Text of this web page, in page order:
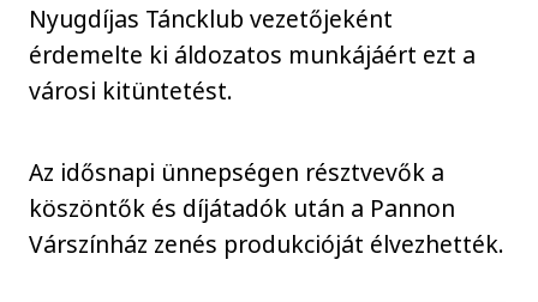
Nyugdíjas Táncklub vezetőjeként
érdemelte ki áldozatos munkájáért ezt a
városi kitüntetést.
Az idősnapi ünnepségen résztvevők a
köszöntők és díjátadók után a Pannon
Várszínház zenés produkcióját élvezhették.